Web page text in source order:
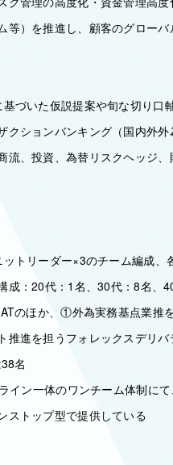
等）を推進し、顧客のグロー
づいた仮説提案や旬な切り
クションバンキング（国内外
流、投資、為替リスクヘッジ
トリーダー×3のチーム編成
成：20代：1名、30代：8名、
のほか、①外為実務基点業推
推進を担うフォレックスデリ
名
イン一体のワンチーム体制に
ストップ型で提供している